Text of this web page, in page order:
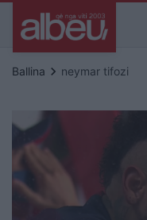
Ballina keyboard_arrow_right neymar tifozi